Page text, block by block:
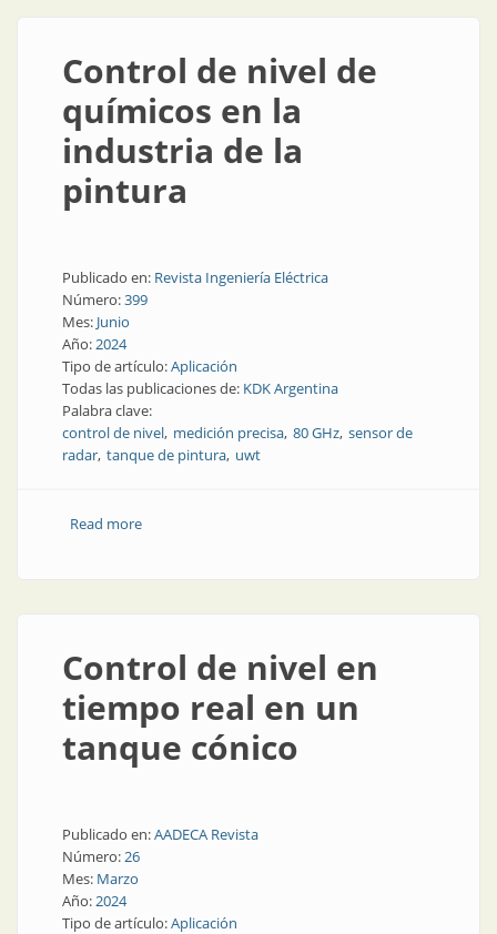
Control de nivel de
químicos en la
industria de la
pintura
Publicado en: Revista Ingeniería Eléctrica
Número:399
Mes: Junio
Año:2024
Tipo de artículo:Aplicación
Todas las publicaciones de: KDK Argentina
Palabra clave:
control de nivel medición precisa 80 GHz sensor de
radar tanque de pintura uwt
Read moreabout Control de nivel de químicos en la industria de
Control de nivel en
tiempo real en un
tanque cónico
Publicado en:AADECA Revista
Número:26
Mes: Marzo
Año:2024
Tipo de artículo:Aplicación